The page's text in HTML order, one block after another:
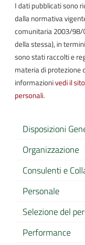
I dati pubblicati sono
dalla normativa
comunitaria 2003/98/
della stessa), in
sono stati raccolti e
materia di protezione
informazionivedi il
personali.
Disposizioni
Organizzazione
Consulenti e
Personale
Selezione del
Performance